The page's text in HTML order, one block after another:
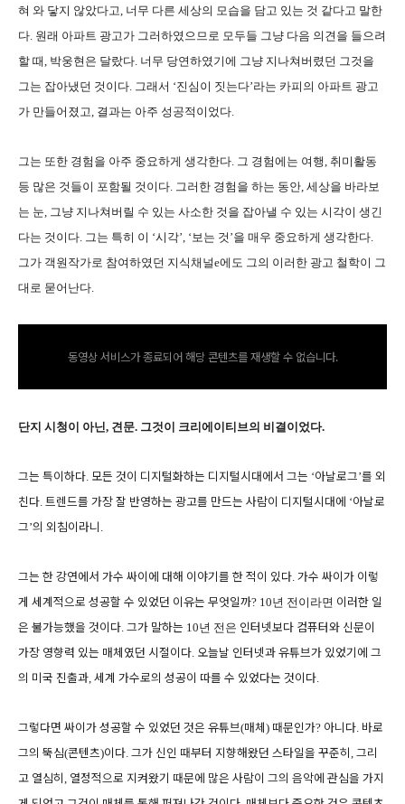
혀 와 닿지 않았다고, 너무 다른 세상의 모습을 담고 있는 것 같다고 말한
다. 원래 아파트 광고가 그러하였으므로 모두들 그냥 다음 의견을 들으려
할 때, 박웅현은 달랐다. 너무 당연하였기에 그냥 지나쳐버렸던 그것을
그는 잡아냈던 것이다. 그래서 ‘진심이 짓는다’라는 카피의 아파트 광고
가 만들어졌고, 결과는 아주 성공적이었다.
그는 또한 경험을 아주 중요하게 생각한다. 그 경험에는 여행, 취미활동
등 많은 것들이 포함될 것이다. 그러한 경험을 하는 동안, 세상을 바라보
는 눈, 그냥 지나쳐버릴 수 있는 사소한 것을 잡아낼 수 있는 시각이 생긴
다는 것이다. 그는 특히 이 ‘시각’, ‘보는 것 ’을 매우 중요하게 생각한다.
그가 객원작가로 참여하였던 지식채널e에도 그의 이러한 광고 철학이 그
대로 묻어난다.
동영상 서비스가 종료되어 해당 콘텐츠를 재생할 수 없습니다.
단지 시청이 아닌, 견문. 그것이 크리에이티브의 비결이었다.
그는 특이하다. 모든 것이 디지털화하는 디지털시대에서 그는 ‘아날로그’를 외
친다. 트렌드를 가장 잘 반영하는 광고를 만드는 사람이 디지털시대에 ‘아날로
그’의 외침이라니 .
그는 한 강연에서 가수 싸이에 대해 이야기를 한 적이 있다. 가수 싸이가 이렇
게 세계적으로 성공할 수 있었던 이유는 무엇일까? 10년 전이라면 이러한 일
은 불가능했을 것이다. 그가 말하는 10년 전은 인터넷보다 컴퓨터와 신문이
가장 영향력 있는 매체였던 시절이다. 오늘날 인터넷과 유튜브가 있었기에 그
의 미국 진출과, 세계 가수로의 성공이 따를 수 있었다는 것이다.
그렇다면 싸이가 성공할 수 있었던 것은 유튜브(매체) 때문인가? 아니다. 바로
그의 뚝심(콘텐츠)이다. 그가 신인 때부터 지향해왔던 스타일을 꾸준히, 그리
고 열심히, 열정적으로 지켜왔기 때문에 많은 사람이 그의 음악에 관심을 가지